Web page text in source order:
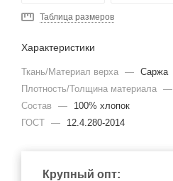
Таблица размеров
Характеристики
Ткань/Материал верха — Саржа
Плотность/Толщина материала —
Состав
—
100% хлопок
ГОСТ — 12.4.280-2014
Крупный опт: